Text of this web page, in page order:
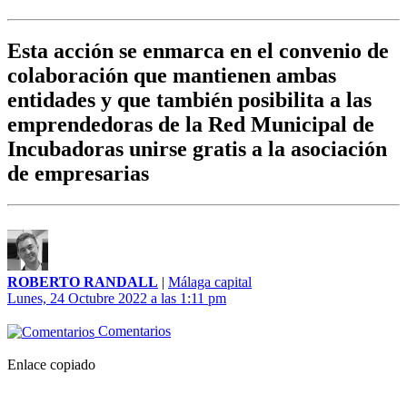
Esta acción se enmarca en el convenio de
colaboración que mantienen ambas
entidades y que también posibilita a las
emprendedoras de la Red Municipal de
Incubadoras unirse gratis a la asociación
de empresarias
ROBERTO RANDALL | Málaga capital
Lunes, 24 Octubre 2022 a las 1:11 pm
Comentarios
Enlace copiado